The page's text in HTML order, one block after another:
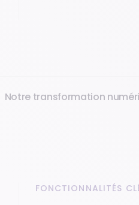
Notre transformation
FONCTIONNALITÉS